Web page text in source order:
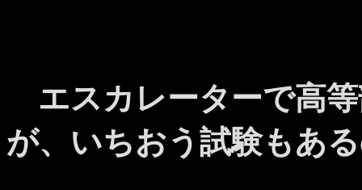
エスカレーターで高
が、いちおう試験もあ